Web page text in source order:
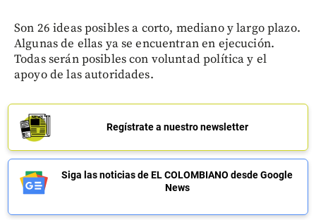
Son 26 ideas posibles a corto, mediano y largo plazo.
Algunas de ellas ya se encuentran en ejecución.
Todas serán posibles con voluntad política y el
apoyo de las autoridades.
Regístrate a nuestro newsletter
Siga las noticias de EL COLOMBIANO desde Google
News